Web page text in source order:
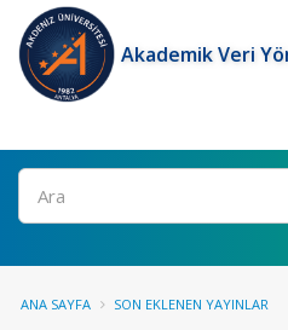
Akademik Veri
Ara
ANA SAYFA SON EKLENEN YAYINLAR